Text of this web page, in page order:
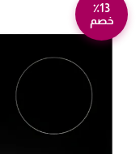
٪13
خصم